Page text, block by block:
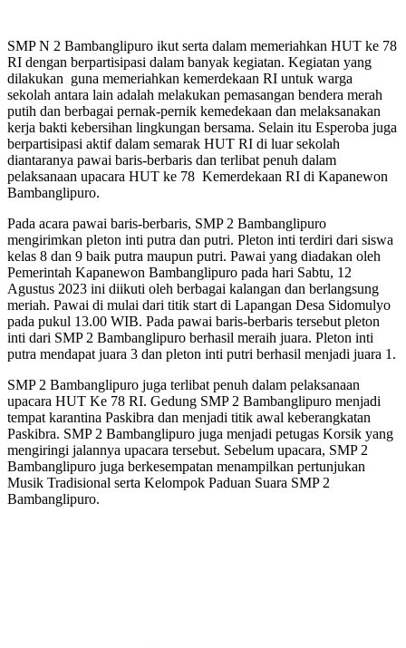
SMP N 2 Bambanglipuro ikut serta dalam memeriahkan HUT ke 78
RI dengan berpartisipasi dalam banyak kegiatan. Kegiatan yang
dilakukan guna memeriahkan kemerdekaan RI untuk warga
sekolah antara lain adalah melakukan pemasangan bendera merah
putih dan berbagai pernak-pernik kemedekaan dan melaksanakan
kerja bakti kebersihan lingkungan bersama. Selain itu Esperoba juga
berpartisipasi aktif dalam semarak HUT RI di luar sekolah
diantaranya pawai baris-berbaris dan terlibat penuh dalam
pelaksanaan upacara HUT ke 78 Kemerdekaan RI di Kapanewon
Bambanglipuro.
Pada acara pawai baris-berbaris, SMP 2 Bambanglipuro
mengirimkan pleton inti putra dan putri. Pleton inti terdiri dari siswa
kelas 8 dan 9 baik putra maupun putri. Pawai yang diadakan oleh
Pemerintah Kapanewon Bambanglipuro pada hari Sabtu, 12
Agustus 2023 ini diikuti oleh berbagai kalangan dan berlangsung
meriah. Pawai di mulai dari titik start di Lapangan Desa Sidomulyo
pada pukul 13.00 WIB. Pada pawai baris-berbaris tersebut pleton
inti dari SMP 2 Bambanglipuro berhasil meraih juara. Pleton inti
putra mendapat juara 3 dan pleton inti putri berhasil menjadi juara 1.
SMP 2 Bambanglipuro juga terlibat penuh dalam pelaksanaan
upacara HUT Ke 78 RI. Gedung SMP 2 Bambanglipuro menjadi
tempat karantina Paskibra dan menjadi titik awal keberangkatan
Paskibra. SMP 2 Bambanglipuro juga menjadi petugas Korsik yang
mengiringi jalannya upacara tersebut. Sebelum upacara, SMP 2
Bambanglipuro juga berkesempatan menampilkan pertunjukan
Musik Tradisional serta Kelompok Paduan Suara SMP 2
Bambanglipuro.